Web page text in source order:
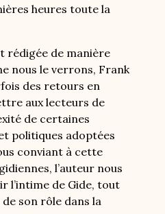
heures toute la
rédigée de manière
nous le verrons, Frank
des retours en
aux lecteurs de
de certaines
politiques adoptées
conviant à cette
l’auteur nous
l’intime de Gide, tout
son rôle dans la